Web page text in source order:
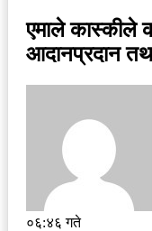
एमाले कास्कीले
आदानप्रदान
०६:४६ गते